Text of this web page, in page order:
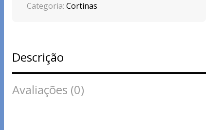
Categoria: Cortinas
Descrição
Avaliações (0)